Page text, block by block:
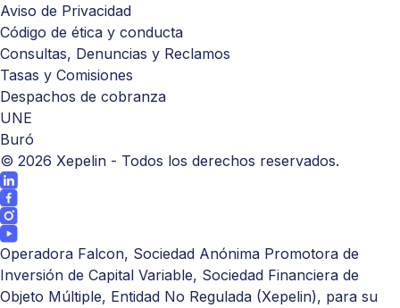
Aviso de Privacidad
Código de ética y conducta
Consultas, Denuncias y Reclamos
Tasas y Comisiones
Despachos de cobranza
UNE
Buró
© 2026 Xepelin - Todos los derechos reservados.
Operadora Falcon, Sociedad Anónima Promotora de
Inversión de Capital Variable, Sociedad Financiera de
Objeto Múltiple, Entidad No Regulada (Xepelin), para su